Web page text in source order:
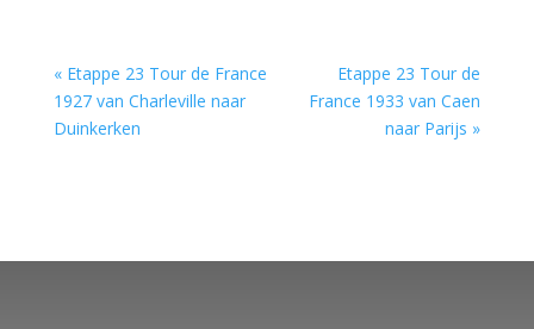
« Etappe 23 Tour de France
1927 van Charleville naar
Duinkerken
Etappe 23 Tour de
France 1933 van Caen
naar Parijs »